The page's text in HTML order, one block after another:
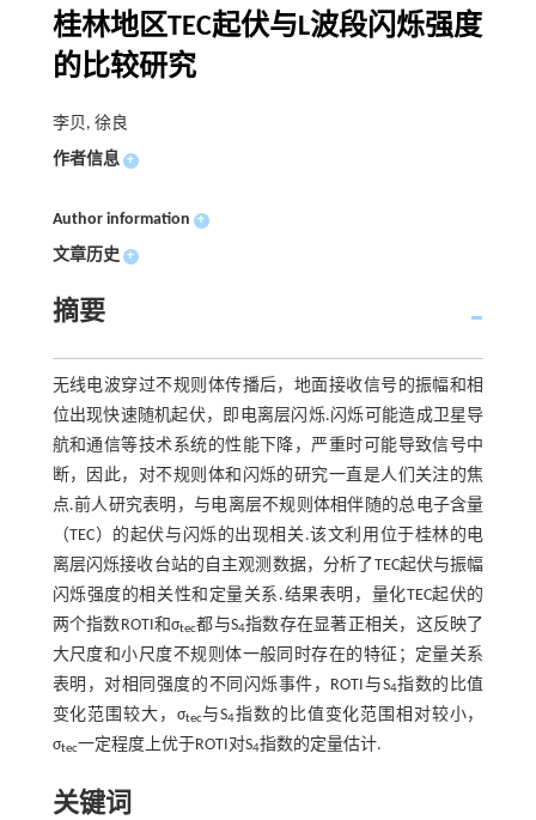
桂林地区TEC起伏与L波段闪烁强度
的比较研究
李贝, 徐良
作者信息 +
Author information +
文章历史 +
摘要
无线电波穿过不规则体传播后，地面接收信号的振幅和相
位出现快速随机起伏，即电离层闪烁.闪烁可能造成卫星导
航和通信等技术系统的性能下降，严重时可能导致信号中
断，因此，对不规则体和闪烁的研究一直是人们关注的焦
点.前人研究表明，与电离层不规则体相伴随的总电子含量
（TEC）的起伏与闪烁的出现相关.该文利用位于桂林的电
离层闪烁接收台站的自主观测数据，分析了TEC起伏与振幅
闪烁强度的相关性和定量关系.结果表明，量化TEC起伏的
两个指数ROTI和σtec都与S4指数存在显著正相关，这反映了
大尺度和小尺度不规则体一般同时存在的特征；定量关系
表明，对相同强度的不同闪烁事件，ROTI与S4指数的比值
变化范围较大，σtec与S4指数的比值变化范围相对较小，
σtec一定程度上优于ROTI对S4指数的定量估计.
关键词